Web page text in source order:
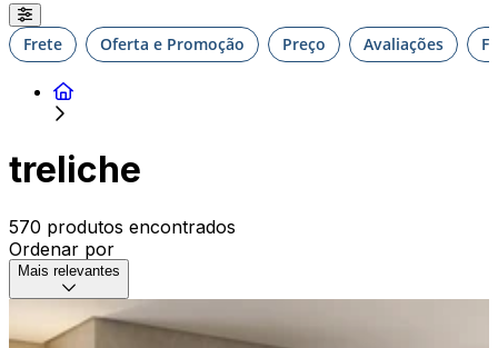
Frete Oferta e Promoção Preço Avaliações
treliche
570 produtos encontrados
Ordenar por
Mais relevantes